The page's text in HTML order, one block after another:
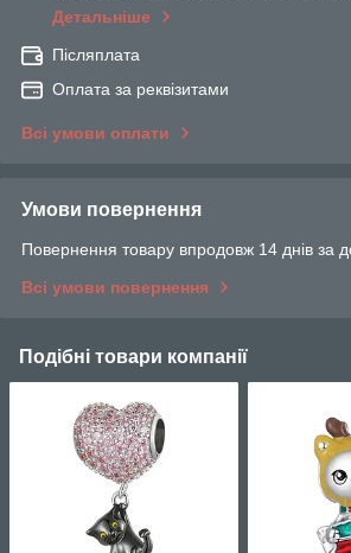
Детальніше
Післяплата
Оплата за реквізитами
Всі умови оплати
Умови повернення
Повернення товару впродовж 14 днів за
Всі умови повернення
Подібні товари компанії